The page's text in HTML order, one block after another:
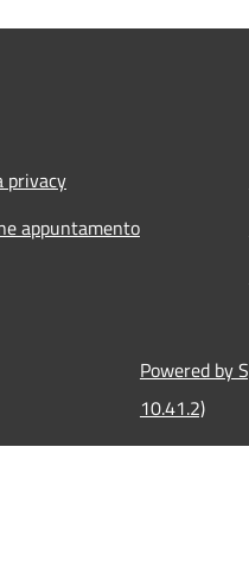
privacy
appuntamento
Powered by
10.41.2)